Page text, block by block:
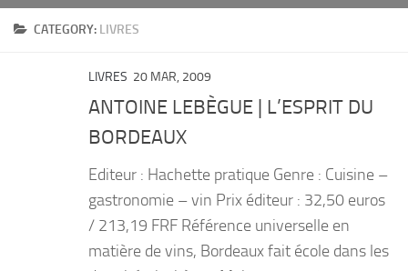
PRODUITS
CATEGORY: LIVRES
LIVRES 20 MAR, 2009
ANTOINE LEBÈGUE | L’ESPRIT DU
BORDEAUX
Editeur : Hachette pratique Genre : Cuisine –
gastronomie – vin Prix éditeur : 32,50 euros
/ 213,19 FRF Référence universelle en
matière de vins, Bordeaux fait école dans les